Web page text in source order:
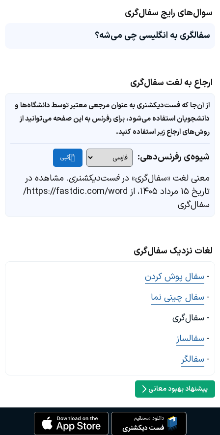
سوال‌های رایج سفال‌گری
سفالگری به انگلیسی چی می‌شه؟
ارجاع به لغت سفال‌گری
از آن‌جا که فست‌دیکشنری به عنوان مرجعی معتبر توسط دانشگاه‌ها و
دانشجویان استفاده می‌شود، برای رفرنس به این صفحه می‌توانید از
روش‌های ارجاع زیر استفاده کنید.
شیوه‌ی رفرنس‌دهی: کپی
معنی لغت «سفال‌گری» درفست‌دیکشنری. مشاهده در
تاریخ ۱۵ مرداد ۱۴۰۵، از https://fastdic.com/word/
سفال‌گری
لغات نزدیک سفال‌گری
- سفال پوش کردن
- سفال چینی نما
- سفال‌گری
- سفالساز
- سفالگر
پیشنهاد بهبود معانی